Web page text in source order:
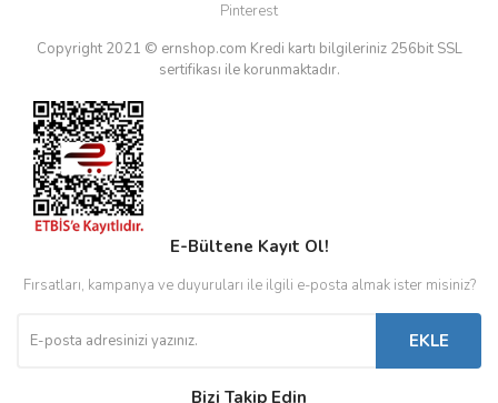
Pinterest
Copyright 2021 © ernshop.com Kredi kartı bilgileriniz 256bit SSL
sertifikası ile korunmaktadır.
E-Bültene Kayıt Ol!
Fırsatları, kampanya ve duyuruları ile ilgili e-posta almak ister misiniz?
EKLE
Bizi Takip Edin